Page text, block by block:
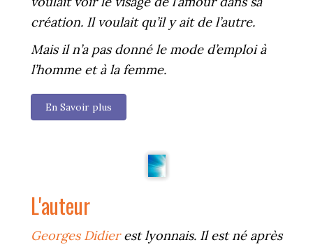
création. Il voulait qu’il y ait de l’autre.
Mais il n’a pas donné le mode d’emploi à
l’homme et à la femme.
En Savoir plus
L'auteur
Georges Didierest lyonnais. Il est né après